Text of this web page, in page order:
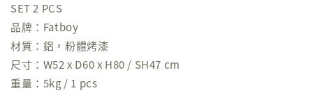
SET 2 PCS
品牌：Fatboy
材質：鋁，粉體烤漆
尺寸：W52 x D60 x H80 / SH47 cm
重量：5kg / 1 pcs